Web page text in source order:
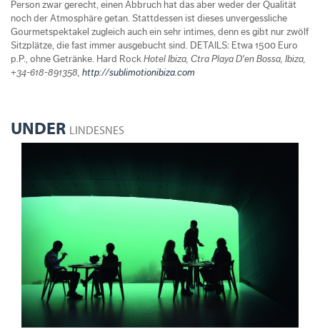
Person zwar gerecht, einen Abbruch hat das aber weder der Qualität
noch der Atmosphäre getan. Stattdessen ist dieses unvergessliche
Gourmetspektakel zugleich auch ein sehr intimes, denn es gibt nur zwölf
Sitzplätze, die fast immer ausgebucht sind. DETAILS: Etwa 1500 Euro
p.P., ohne Getränke. Hard Rock Hotel Ibiza, Ctra Playa D'en Bossa, Ibiza,
+34-618-891358, http://sublimotionibiza.com
UNDER LINDESNES